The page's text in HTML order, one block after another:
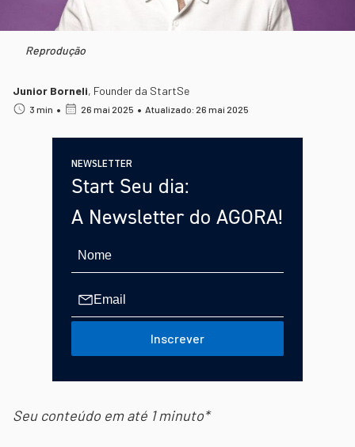
Reprodução
Junior Borneli, Founder da StartSe
3 min • 26 mai 2025 • Atualizado: 26 mai 2025
NEWSLETTER
Start Seu dia:
A Newsletter do AGORA!
Inscrever
Seu conteúdo em até 1 minuto*